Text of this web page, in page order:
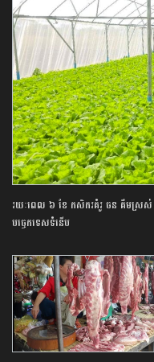
រយៈពេល ៦ ខែ កសិករគំរូ ចន គឹមស្រស់
បច្ចេកទេសទំនើប